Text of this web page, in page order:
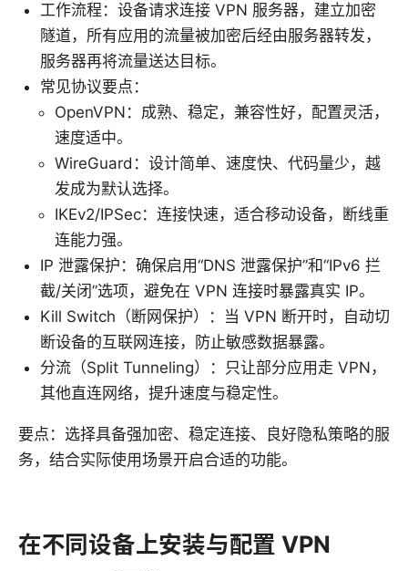
工作流程：设备请求连接 VPN 服务器，建立加密
隧道，所有应用的流量被加密后经由服务器转发，
服务器再将流量送达目标。
常见协议要点：
OpenVPN：成熟、稳定，兼容性好，配置灵活，
速度适中。
WireGuard：设计简单、速度快、代码量少，越
发成为默认选择。
IKEv2/IPSec：连接快速，适合移动设备，断线重
连能力强。
IP 泄露保护：确保启用“DNS 泄露保护”和“IPv6 拦
截/关闭”选项，避免在 VPN 连接时暴露真实 IP。
Kill Switch（断网保护）：当 VPN 断开时，自动切
断设备的互联网连接，防止敏感数据暴露。
分流（Split Tunneling）：只让部分应用走 VPN，
其他直连网络，提升速度与稳定性。
要点：选择具备强加密、稳定连接、良好隐私策略的服
务，结合实际使用场景开启合适的功能。
在不同设备上安装与配置 VPN